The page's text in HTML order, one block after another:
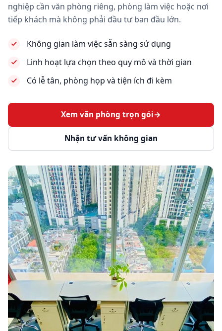
nghiệp cần văn phòng riêng, phòng làm việc hoặc nơi
tiếp khách mà không phải đầu tư ban đầu lớn.
Không gian làm việc sẵn sàng sử dụng
Linh hoạt lựa chọn theo quy mô và thời gian
Có lễ tân, phòng họp và tiện ích đi kèm
Xem văn phòng trọn gói→
Nhận tư vấn không gian